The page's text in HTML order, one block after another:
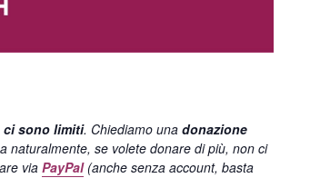
ci sono limiti. Chiediamo unadonazione
naturalmente, se volete donare di più, non ci
viaPayPal(anche senza account, basta